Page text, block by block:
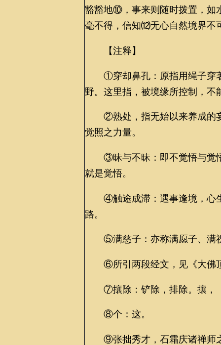
豁豁地⑩，事来则随时拨置，如
毫不得，信知⑿无心自然境界不
【注释】
①穿却鼻孔：原指用绳子穿著
野。这里指，被境缘所控制，不
②熟处，指无始以来养成的妄
觉照之力量。
③昧与不昧：即不觉悟与觉悟
就是觉悟。
④触途成滞：遇事逢境，心生
路。
⑤满慈子：亦称满愿子、满
⑥所引两段经文，见《大佛
⑦攘除：铲除，排除。攘，
⑧个：这。
⑨张拙秀才，石霜庆诸禅师之